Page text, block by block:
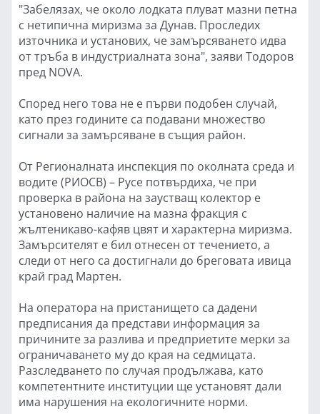
"Забелязах, че около лодката плуват мазни петна
с нетипична миризма за Дунав. Проследих
източника и установих, че замърсяването идва
от тръба в индустриалната зона", заяви Тодоров
пред NOVA.
Според него това не е първи подобен случай,
като през годините са подавани множество
сигнали за замърсяване в същия район.
От Регионалната инспекция по околната среда и
водите (РИОСВ) – Русе потвърдиха, че при
проверка в района на заустващ колектор е
установено наличие на мазна фракция с
жълтеникаво-кафяв цвят и характерна миризма.
Замърсителят е бил отнесен от течението, а
следи от него са достигнали до бреговата ивица
край град Мартен.
На оператора на пристанището са дадени
предписания да представи информация за
причините за разлива и предприетите мерки за
ограничаването му до края на седмицата.
Разследването по случая продължава, като
компетентните институции ще установят дали
има нарушения на екологичните норми.